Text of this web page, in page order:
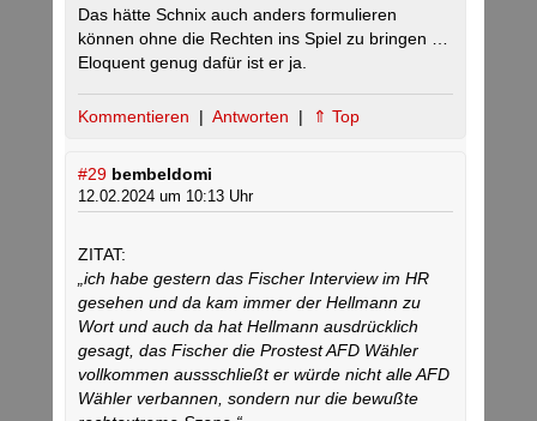
Das hätte Schnix auch anders formulieren
können ohne die Rechten ins Spiel zu bringen …
Eloquent genug dafür ist er ja.
Kommentieren | Antworten | ⇑ Top
#29 bembeldomi
12.02.2024 um 10:13 Uhr
ZITAT:
„ich habe gestern das Fischer Interview im HR
gesehen und da kam immer der Hellmann zu
Wort und auch da hat Hellmann ausdrücklich
gesagt, das Fischer die Prostest AFD Wähler
vollkommen aussschließt er würde nicht alle AFD
Wähler verbannen, sondern nur die bewußte